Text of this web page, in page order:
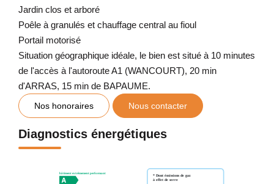
Jardin clos et arboré
Poêle à granulés et chauffage central au fioul
Portail motorisé
Situation géographique idéale, le bien est situé à 10 minutes
de l'accès à l'autoroute A1 (WANCOURT), 20 min
d'ARRAS, 15 min de BAPAUME.
Nos honoraires Nous contacter
Diagnostics énergétiques